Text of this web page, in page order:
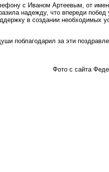
с Иваном Артеевым, от
надежду, что впереди
в создании необходимых
поблагодарил за эти
Фото с сайта